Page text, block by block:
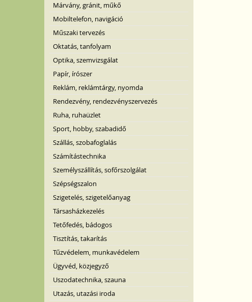
Márvány, gránit, műkő
Mobiltelefon, navigáció
Műszaki tervezés
Oktatás, tanfolyam
Optika, szemvizsgálat
Papír, írószer
Reklám, reklámtárgy, nyomda
Rendezvény, rendezvényszervezés
Ruha, ruhaüzlet
Sport, hobby, szabadidő
Szállás, szobafoglalás
Számítástechnika
Személyszállítás, sofőrszolgálat
Szépségszalon
Szigetelés, szigetelőanyag
Társasházkezelés
Tetőfedés, bádogos
Tisztítás, takarítás
Tűzvédelem, munkavédelem
Ügyvéd, közjegyző
Uszodatechnika, szauna
Utazás, utazási iroda